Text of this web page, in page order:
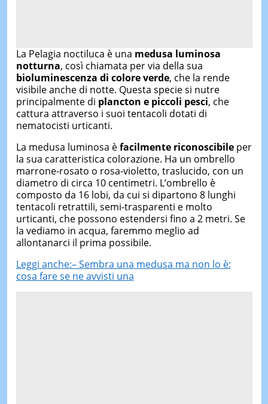
La Pelagia noctiluca è una medusa luminosa
notturna, così chiamata per via della sua
bioluminescenza di colore verde, che la rende
visibile anche di notte. Questa specie si nutre
principalmente di plancton e piccoli pesci, che
cattura attraverso i suoi tentacoli dotati di
nematocisti urticanti.
La medusa luminosa èfacilmente riconoscibileper
la sua caratteristica colorazione. Ha un ombrello
marrone-rosato o rosa-violetto, traslucido, con un
diametro di circa 10 centimetri. L’ombrello è
composto da 16 lobi, da cui si dipartono 8 lunghi
tentacoli retrattili, semi-trasparenti e molto
urticanti, che possono estendersi fino a 2 metri. Se
la vediamo in acqua, faremmo meglio ad
allontanarci il prima possibile.
Leggi anche:– Sembra una medusa ma non lo è:
cosa fare se ne avvisti una